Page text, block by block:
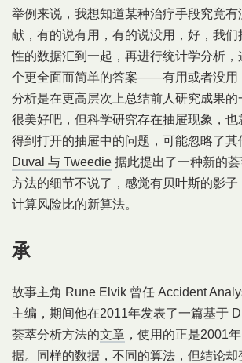
举例来说，我想知道某种治疗手段究竟有
献，有的说有用，有的说没用，好，我们
性的数据汇到一起，再进行统计学分析，
个更全面而简单的答案——有用或者没用
分析是在更高层次上总结前人研究成果
很美好吧，但科学研究存在抽屉现象，
得到打开的抽屉中的问题，可能忽略了其
Duval 与 Tweedie 据此提出了一种新的
方法的细节不说了，感觉有贝叶斯的影子
计算风险比的新算法。
承
故事主角 Rune Elvik 曾任 Accident
主编，期间他在2011年发表了一篇基于
荟萃分析方法的文章 ，使用的正是2001
据。同样的数据，不同的算法，但结论